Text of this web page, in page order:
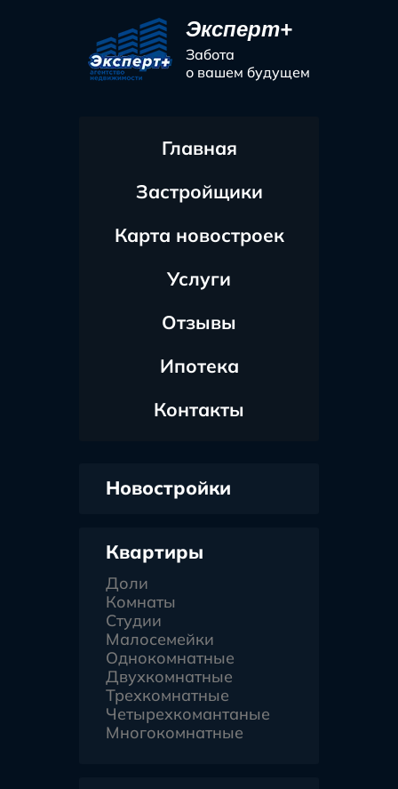
Эксперт+
Забота
о вашем будущем
Главная
Застройщики
Карта новостроек
Услуги
Отзывы
Ипотека
Контакты
Новостройки
Квартиры
Доли
Комнаты
Студии
Малосемейки
Однокомнатные
Двухкомнатные
Трехкомнатные
Четырехкомантаные
Многокомнатные